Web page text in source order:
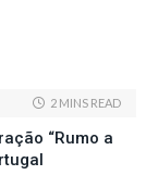
2 MINS READ
“Rumo a